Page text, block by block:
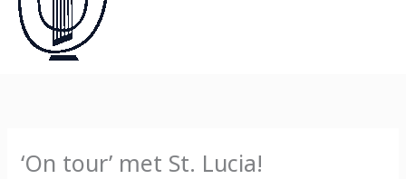
‘On tour’ met St. Lucia!
e
f